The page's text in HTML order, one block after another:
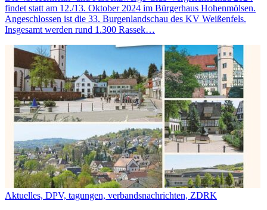
findet statt am 12./13. Oktober 2024 im Bürgerhaus Hohenmölsen.
Angeschlossen ist die 33. Burgenlandschau des KV Weißenfels.
Insgesamt werden rund 1.300 Rassek…
Aktuelles, DPV, tagungen, verbandsnachrichten, ZDRK